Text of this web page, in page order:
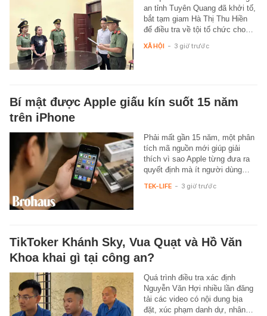
an tỉnh Tuyên Quang đã khởi tố,
bắt tạm giam Hà Thị Thu Hiền
để điều tra về tội tổ chức cho…
XÃ HỘI - 3 giờ trước
Bí mật được Apple giấu kín suốt 15 năm
trên iPhone
Phải mất gần 15 năm, một phân
tích mã nguồn mới giúp giải
thích vì sao Apple từng đưa ra
quyết định mà ít người dùng…
TEK-LIFE - 3 giờ trước
TikToker Khánh Sky, Vua Quạt và Hồ Văn
Khoa khai gì tại công an?
Quá trình điều tra xác định
Nguyễn Văn Hợi nhiều lần đăng
tải các video có nội dung bịa
đặt, xúc phạm danh dự, nhân…